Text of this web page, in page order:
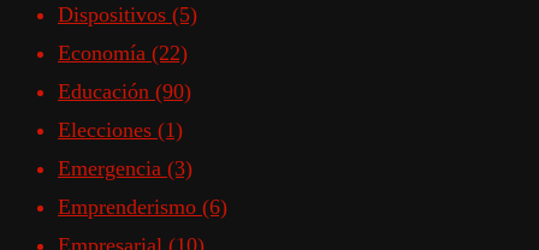
Dispositivos (5)
Economía (22)
Educación (90)
Elecciones (1)
Emergencia (3)
Emprenderismo (6)